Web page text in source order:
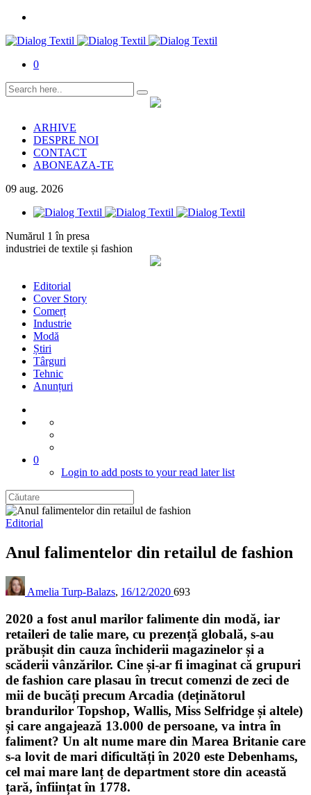
0
ARHIVE
DESPRE NOI
CONTACT
ABONEAZA-TE
09 aug. 2026
Numărul 1 în presa
industriei de textile și fashion
Editorial
Cover Story
Comerț
Industrie
Modă
Știri
Târguri
Tehnic
Anunțuri
0
Login to add posts to your read later list
Editorial
Anul falimentelor din retailul de fashion
Amelia Turp-Balazs, 16/12/2020 693
2020 a fost anul marilor falimente din modă, iar
retaileri de talie mare, cu prezență globală, s-au
prăbușit din cauza închiderii magazinelor și a
scăderii vânzărilor. Cine și-ar fi imaginat că grupuri
de fashion care plasau în trecut comenzi de zeci de
mii de bucăți precum Arcadia (deținătorul
brandurilor Topshop, Wallis, Miss Selfridge și altele)
și care angajează 13.000 de persoane, va intra în
faliment? Un alt nume mare din Marea Britanie care
s-a lovit de mari dificultăți în 2020 este Debenhams,
cel mai mare lanț de department store din această
țară, înființat în 1778.